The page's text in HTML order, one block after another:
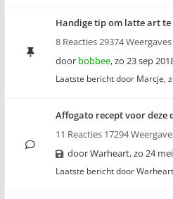
Handige tip om latte art te
8 Reacties 29374 Weergaves
door bobbee,zo 23 sep
Laatste bericht door Marcje,
Affogato recept voor deze
11 Reacties 17294
doorWarheart,zo 24
Laatste bericht doorWarheart